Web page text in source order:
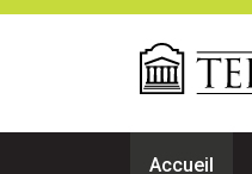
Passer au contenu principal
Accueil